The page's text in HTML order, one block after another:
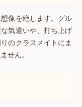
像を絶します。グル
気遣いや、打ち上げ
のクラスメイトにま
せん。